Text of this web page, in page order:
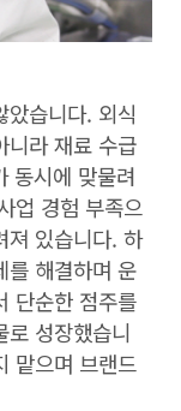
았습니다. 외식
니라 재료 수급
동시에 맞물려
업 경험 부족으
져 있습니다. 하
를 해결하며 운
단순한 점주를
로 성장했습니
맡으며 브랜드